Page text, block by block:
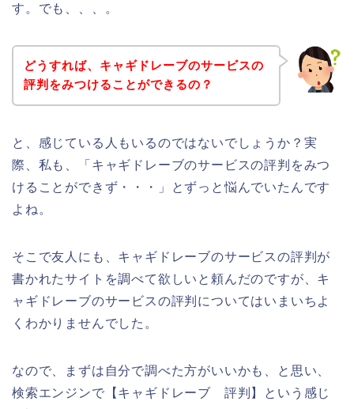
す。でも、、、。
どうすれば、キャギドレーブのサービスの
評判をみつけることができるの？
と、感じている人もいるのではないでしょうか？実
際、私も、「キャギドレーブのサービスの評判をみつ
けることができず・・・」とずっと悩んでいたんです
よね。
そこで友人にも、キャギドレーブのサービスの評判が
書かれたサイトを調べて欲しいと頼んだのですが、キ
ャギドレーブのサービスの評判についてはいまいちよ
くわかりませんでした。
なので、まずは自分で調べた方がいいかも、と思い、
検索エンジンで【キャギドレーブ 評判】という感じ